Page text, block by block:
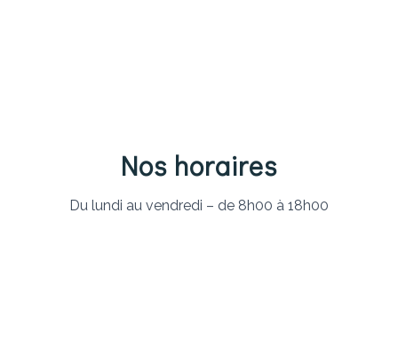
Nos horaires
Du lundi au vendredi – de 8h00 à 18h00